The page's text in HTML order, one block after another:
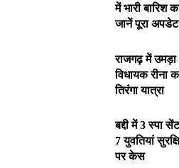
में भारी
जानें पूरा अपडेट
राजगढ़ में उमड़ा
विधायक रीना
तिरंगा यात्रा
बद्दी में 3 स्पा
7 युवतियां
पर केस